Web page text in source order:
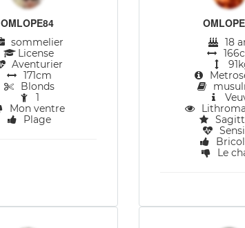
OMLOPE84
sommelier
License
Aventurier
171cm
Blonds
1
Mon ventre
Plage
18
Le